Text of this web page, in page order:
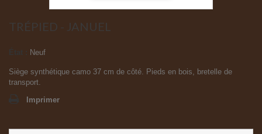
TRÉPIED - JANUEL
Neuf
Siège synthétique camo 37 cm de côté. Pieds en bois, bretelle de
transport.
Imprimer